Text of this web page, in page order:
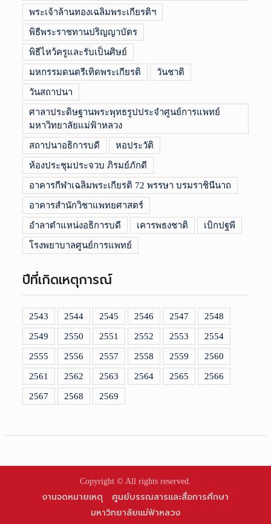
พระเจ้าล้านทองเฉลิมพระเกียรติฯ
พิธีพระราชทานปริญญาบัตร
พิธีไหว้ครูและรับเป็นศิษย์
มหกรรมดนตรีเทิดพระเกียรติ วันชาติ
วันสถาปนา
ศาลาประดิษฐานพระพุทธรูปประจำศูนย์การแพทย์
มหาวิทยาลัยแม่ฟ้าหลวง
สถาปนาอธิการบดี หอประวัติ
ห้องประชุมประจวบ ภิรมย์ภักดี
อาคารกีฬาเฉลิมพระเกียรติ 72 พรรษา บรมราชินีนาถ
อาคารสำนักวิชาแพทยศาสตร์
อำลาตำแหน่งอธิการบดี เคารพธงชาติ เบิกปฐพี
โรงพยาบาลศูนย์การแพทย์
ปีที่เกิดเหตุการณ์
2543 2544 2545 2546 2547 2548
2549 2550 2551 2552 2553 2554
2555 2556 2557 2558 2559 2560
2561 2562 2563 2564 2565 2566
2567 2568 2569
Copyright © All rights reserved.
งานจดหมายเหตุ
ศูนย์บรรณสารและสื่อการศึกษา
มหาวิทยาลัยแม่ฟ้าหลวง